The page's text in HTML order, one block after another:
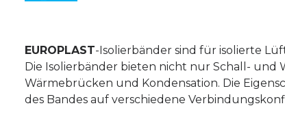
EUROPLAST-Isolierbänder sind für isolierte
Die Isolierbänder bieten nicht nur Schall- und
Wärmebrücken und Kondensation. Die
des Bandes auf verschiedene